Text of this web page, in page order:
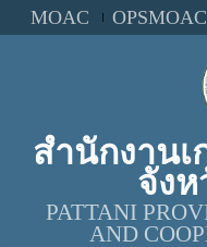
MOAC OPSMOAC
สำนักงาน
จัง
PATTANI
AND